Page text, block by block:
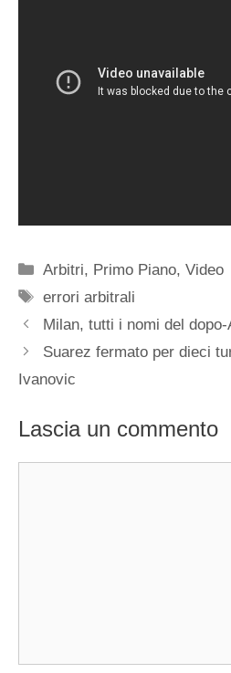
Categorie
Arbitri, Primo Piano,Video
Tag
errori arbitrali
Milan, tutti i nomi del dopo-
Suarez fermato per dieci
Ivanovic
Lascia un commento